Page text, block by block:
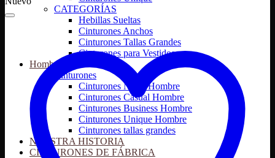
CATEGORÍAS
Hebillas Sueltas
Cinturones Anchos
Cinturones Tallas Grandes
Cinturones para Vestidos
Hombre
Cinturones
Cinturones Night Hombre
Cinturones Casual Hombre
Cinturones Business Hombre
Cinturones Unique Hombre
Cinturones tallas grandes
NUESTRA HISTORIA
CINTURONES DE FÁBRICA